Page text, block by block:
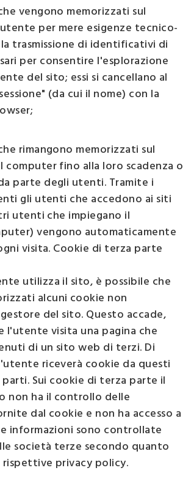
vengono memorizzati sul
per mere esigenze tecnico-
trasmissione di identificativi di
per consentire l'esplorazione
del sito; essi si cancellano al
(da cui il nome) con la
rimangono memorizzati sul
computer fino alla loro scadenza o
parte degli utenti. Tramite i
gli utenti che accedono ai siti
utenti che impiegano il
vengono automaticamente
visita. Cookie di terza parte
utilizza il sito, è possibile che
alcuni cookie non
del sito. Questo accade,
l'utente visita una pagina che
di un sito web di terzi. Di
riceverà cookie da questi
Sui cookie di terza parte il
non ha il controllo delle
dal cookie e non ha accesso a
informazioni sono controllate
società terze secondo quanto
privacy policy.